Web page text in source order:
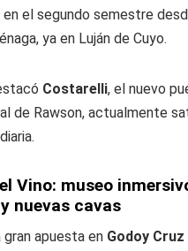
el segundo semestre
ya en Luján de Cuyo.
Costarelli, el nuevo
de Rawson, actualmente
Vino: museo
nuevas cavas
gran apuesta en Godoy Cruz